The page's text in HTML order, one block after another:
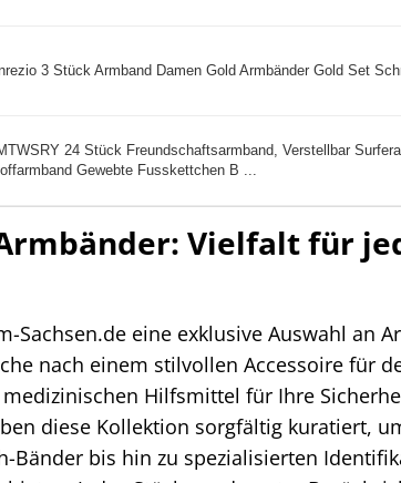
3 Stück Armband Damen Gold Armbänder Gold Set
24 Stück Freundschaftsarmband, Verstellbar
Gewebte Fusskettchen B ...
Vielfalt für
Sachsen.de eine exklusive Auswahl an
nach einem stilvollen Accessoire für
Hilfsmittel für Ihre
diese Kollektion sorgfältig kuratiert,
Bänder bis hin zu spezialisierten